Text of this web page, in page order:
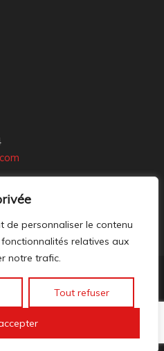
de personnaliser le contenu
relatives aux
notre trafic.
Tout refuser
vous uniquement
légales
annonces